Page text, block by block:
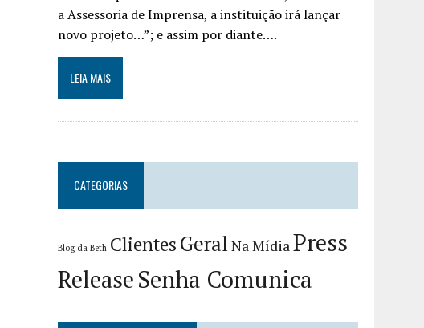
a Assessoria de Imprensa, a instituição irá lançar
novo projeto…”; e assim por diante….
LEIA MAIS
CATEGORIAS
Blog da Beth ClientesGeral Na MídiaPress
ReleaseSenha Comunica